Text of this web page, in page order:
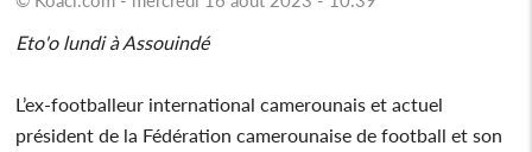
Eto'o lundi à Assouindé
L’ex-footballeur international camerounais et actuel
président de la Fédération camerounaise de football et son